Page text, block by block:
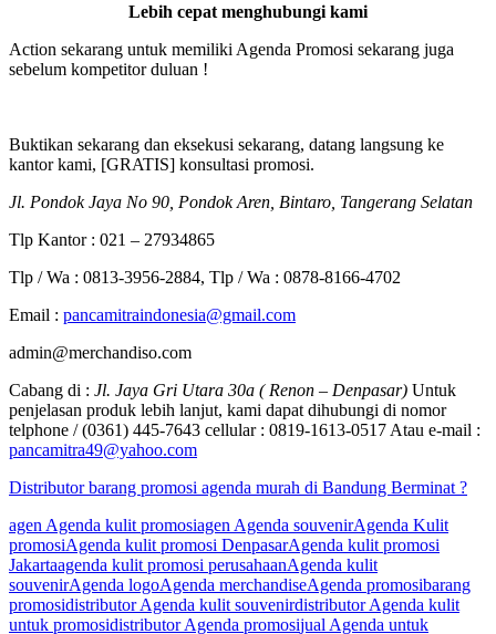
Lebih cepat menghubungi kami
Action sekarang untuk memiliki Agenda Promosi sekarang juga
sebelum kompetitor duluan !
Buktikan sekarang dan eksekusi sekarang, datang langsung ke
kantor kami, [GRATIS] konsultasi promosi.
Jl. Pondok Jaya No 90, Pondok Aren, Bintaro, Tangerang Selatan
Tlp Kantor : 021 – 27934865
Tlp / Wa : 0813-3956-2884, Tlp / Wa : 0878-8166-4702
Email : pancamitraindonesia@gmail.com
admin@merchandiso.com
Cabang di : Jl. Jaya Gri Utara 30a ( Renon – Denpasar) Untuk
penjelasan produk lebih lanjut, kami dapat dihubungi di nomor
telphone / (0361) 445-7643 cellular : 0819-1613-0517 Atau e-mail :
pancamitra49@yahoo.com
Distributor barang promosi agenda murah di Bandung Berminat ?
agen Agenda kulit promosiagen Agenda souvenirAgenda Kulit
promosiAgenda kulit promosi DenpasarAgenda kulit promosi
Jakartaagenda kulit promosi perusahaanAgenda kulit
souvenirAgenda logoAgenda merchandiseAgenda promosibarang
promosidistributor Agenda kulit souvenirdistributor Agenda kulit
untuk promosidistributor Agenda promosijual Agenda untuk